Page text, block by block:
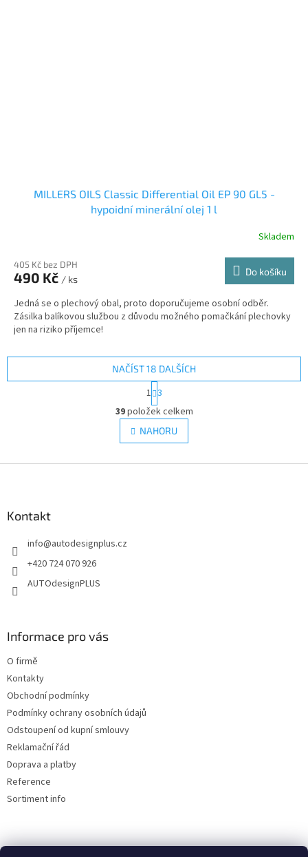
MILLERS OILS Classic Differential Oil EP 90 GL5 -
hypoidní minerální olej 1 l
Skladem
405 Kč bez DPH
490 Kč / ks
Do košíku
Jedná se o plechový obal, proto doporučujeme osobní odběr.
Zásilka balíkovou službou z důvodu možného pomačkání plechovky
jen na riziko příjemce!
O
v
l
á
NAČÍST 18 DALŠÍCH
S
t
r
á
n
k
v
1 3
39položek celkem
NAHORU
Kontakt
info@autodesignplus.cz
+420 724 070 926
AUTOdesignPLUS
Informace pro vás
O firmě
Kontakty
Obchodní podmínky
Podmínky ochrany osobních údajů
Odstoupení od kupní smlouvy
Reklamační řád
Doprava a platby
Reference
Sortiment info